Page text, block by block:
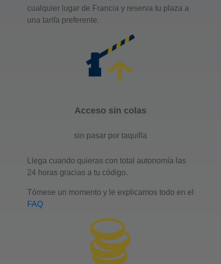
cualquier lugar de Francia y reserva tu plaza a
una tarifa preferente.
Acceso sin colas
sin pasar por taquilla
Llega cuando quieras con total autonomía las
24 horas gracias a tu código.
Tómese un momento y le explicamos todo en el
FAQ